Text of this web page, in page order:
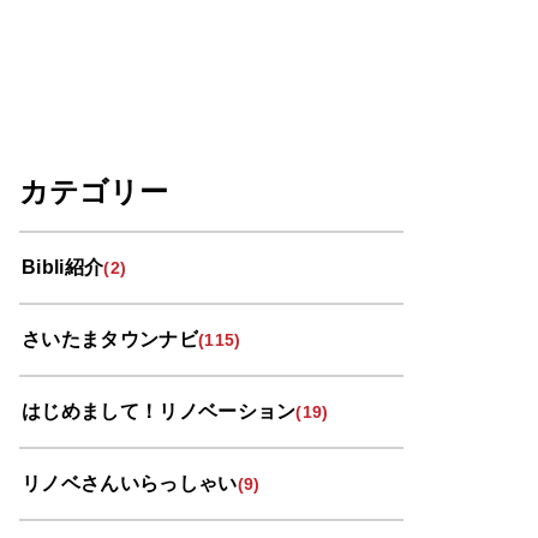
カテゴリー
Bibli紹介(2)
さいたまタウンナビ(115)
はじめまして！リノベーション(19)
リノベさんいらっしゃい(9)